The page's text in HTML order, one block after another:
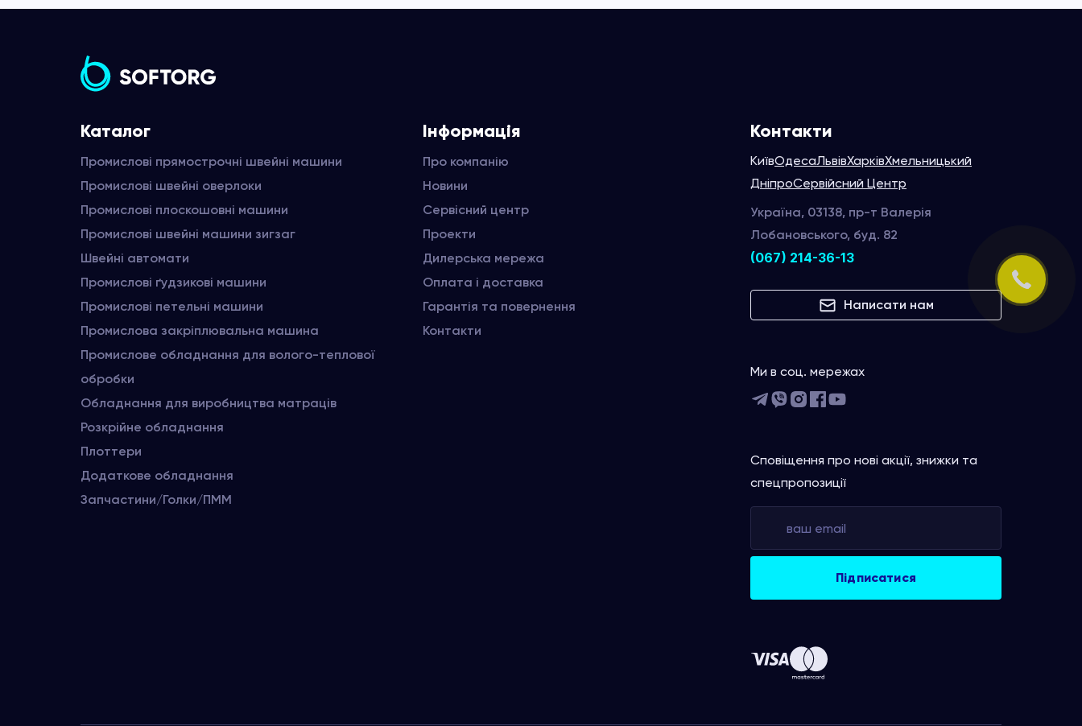
Каталог
Промислові прямострочні швейні машини
Промислові швейні оверлоки
Промислові плоскошовні машини
Промислові швейні машини зигзаг
Швейні автомати
Промислові ґудзикові машини
Промислові петельні машини
Промислова закріплювальна машина
Промислове обладнання для волого-теплової
обробки
Обладнання для виробництва матраців
Розкрійне обладнання
Плоттери
Додаткове обладнання
Запчастини/Голки/ПММ
Інформація
Про компанію
Новини
Сервісний центр
Проекти
Дилерська мережа
Оплата і доставка
Гарантія та повернення
Контакти
Контакти
КиївОдесаЛьвівХарківХмельницький
ДніпроСервійсний Центр
Україна, 03138, пр-т Валерія
Лобановського, буд. 82
(067) 214-36-13
Написати нам
Ми в соц. мережах
Сповіщення про нові акції, знижки та
спецпропозиції